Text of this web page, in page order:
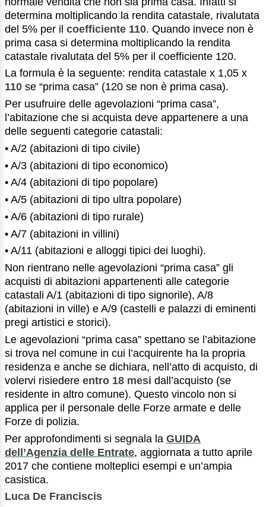
determina moltiplicando la rendita catastale, rivalutata
del 5% per il coefficiente 110. Quando invece non è
prima casa si determina moltiplicando la rendita
catastale rivalutata del 5% per il coefficiente 120.
La formula è la seguente: rendita catastale x 1,05 x
110 se “prima casa” (120 se non è prima casa).
Per usufruire delle agevolazioni “prima casa”,
l’abitazione che si acquista deve appartenere a una
delle seguenti categorie catastali:
• A/2 (abitazioni di tipo civile)
• A/3 (abitazioni di tipo economico)
• A/4 (abitazioni di tipo popolare)
• A/5 (abitazioni di tipo ultra popolare)
• A/6 (abitazioni di tipo rurale)
• A/7 (abitazioni in villini)
• A/11 (abitazioni e alloggi tipici dei luoghi).
Non rientrano nelle agevolazioni “prima casa” gli
acquisti di abitazioni appartenenti alle categorie
catastali A/1 (abitazioni di tipo signorile), A/8
(abitazioni in ville) e A/9 (castelli e palazzi di eminenti
pregi artistici e storici).
Le agevolazioni “prima casa” spettano se l’abitazione
si trova nel comune in cui l’acquirente ha la propria
residenza e anche se dichiara, nell’atto di acquisto, di
volervi risiedere entro 18 mesi dall’acquisto (se
residente in altro comune). Questo vincolo non si
applica per il personale delle Forze armate e delle
Forze di polizia.
Per approfondimenti si segnala la GUIDA
dell’Agenzia delle Entrate, aggiornata a tutto aprile
2017 che contiene molteplici esempi e un’ampia
casistica.
Luca De Franciscis